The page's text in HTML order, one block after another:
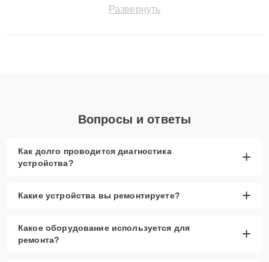
сохранением гарантии до 3 лет. Наши мастера решают
Развернуть
Вопросы и ответы
Как долго проводится диагностика
устройства?
+
Какие устройства вы ремонтируете? +
Какое оборудование используется для
ремонта?
+